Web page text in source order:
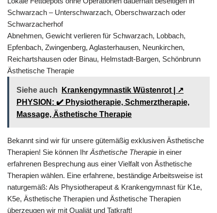
Schwarzach – Unterschwarzach, Oberschwarzach oder
Schwarzacherhof
Abnehmen, Gewicht verlieren für Schwarzach, Lobbach,
Epfenbach, Zwingenberg, Aglasterhausen, Neunkirchen,
Reichartshausen oder Binau, Helmstadt-Bargen, Schönbrunn
Ästhetische Therapie
Siehe auch
Krankengymnastik Wüstenrot | ↗️
PHYSION: ✔️ Physiotherapie, Schmerztherapie,
Massage, Ästhetische Therapie
Bekannt sind wir für unsere gütemäßig exklusiven Ästhetische
Therapien! Sie können Ihr Ästhetische Therapie in einer
erfahrenen Besprechung aus einer Vielfalt von Ästhetische
Therapien wählen. Eine erfahrene, beständige Arbeitsweise ist
naturgemäß: Als Physiotherapeut & Krankengymnast für K1e,
K5e, Ästhetische Therapien und Ästhetische Therapien
überzeugen wir mit Qualiät und Tatkraft!